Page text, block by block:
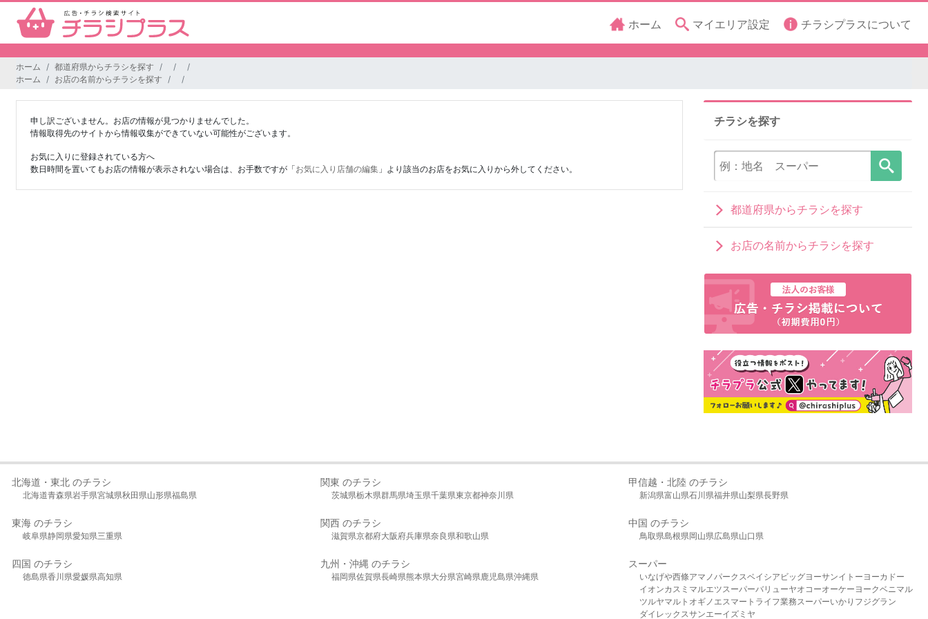
ホーム マイエリア設定 チラシプラスについて
ホーム
都道府県からチラシを探す
ホーム
お店の名前からチラシを探す
申し訳ございません。お店の情報が見つかりませんでした。
情報取得先のサイトから情報収集ができていない可能性がございます。
お気に入りに登録されている方へ
数日時間を置いてもお店の情報が表示されない場合は、お手数ですが「お気に入り店舗の編集 」より該当のお店をお気に入りから外してください。
チラシを探す
都道府県からチラシを探す
お店の名前からチラシを探す
北海道・東北 のチラシ
北海道青森県岩手県宮城県秋田県山形県福島県
関東 のチラシ
茨城県栃木県群馬県埼玉県千葉県東京都神奈川県
甲信越・北陸 のチラシ
新潟県富山県石川県福井県山梨県長野県
東海 のチラシ
岐阜県静岡県愛知県三重県
関西 のチラシ
滋賀県京都府大阪府兵庫県奈良県和歌山県
中国 のチラシ
鳥取県島根県岡山県広島県山口県
四国 のチラシ
徳島県香川県愛媛県高知県
九州・沖縄 のチラシ
福岡県佐賀県長崎県熊本県大分県宮崎県 鹿児島県沖縄県
スーパー
いなげや西條アマノパークスベイシア ビッグヨーサンイトーヨーカドー
イオンカスミ マルエツ スーパーバリューヤオコーオーケー ヨークベニマル
ツルヤマルト オギノ エスマート ライフ業務スーパーいかり フジグラン
ダイレックスサンエーイズミヤ